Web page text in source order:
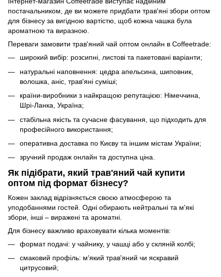
постачальником, де ви можете придбати трав'яні збори оптом
для бізнесу за вигідною вартістю, щоб кожна чашка була
ароматною та виразною.
Переваги замовити трав'яний чай оптом онлайн в Coffeetrade:
широкий вибір: розсипні, листові та пакетовані варіанти;
натуральні наповнення: цедра апельсина, шиповник,
волошка, аніс, трав'яні суміші;
країни-виробники з найкращою репутацією: Німеччина,
Шрі-Ланка, Україна;
стабільна якість та сучасне фасування, що підходить для
професійного використання;
оперативна доставка по Києву та іншим містам України;
зручний продаж онлайн та доступна ціна.
Як підібрати, який трав'яний чай купити
оптом під формат бізнесу?
Кожен заклад відрізняється своєю атмосферою та
уподобаннями гостей. Одні обирають нейтральні та м'які
збори, інші – виражені та ароматні.
Для бізнесу важливо враховувати кілька моментів:
формат подачі: у чайнику, у чашці або у скляній колбі;
смаковий профіль: м'який трав'яний чи яскравий
цитрусовий;